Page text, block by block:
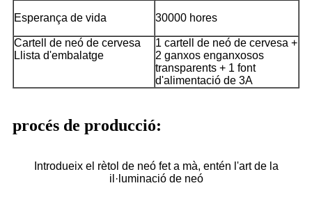
Esperança de vida 30000 hores
Cartell de neó de cervesa
Llista d'embalatge
1 cartell de neó de cervesa +
2 ganxos enganxosos
transparents + 1 font
d'alimentació de 3A
procés de producció:
Introdueix el rètol de neó fet a mà, entén l'art de la
il·luminació de neó